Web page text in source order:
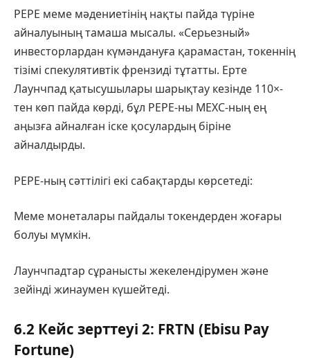
PEPE меме мәдениетінің нақты пайда түріне
айналуының тамаша мысалы. «Серьезный»
инвесторлардан күмәндануға қарамастан, токеннің
тізімі спекулятивтік френзиді тұтатты. Ерте
Лаунчпад қатысушылары шарықтау кезінде 110×-
тен көп пайда көрді, бұл PEPE-ны MEXC-ның ең
аңызға айналған іске қосулардың біріне
айналдырды.
PEPE-ның сәттілігі екі сабақтарды көрсетеді:
Меме монеталары пайдалы токендерден жоғары
болуы мүмкін.
Лаунчпадтар сұранысты жекелендірумен және
зейінді жинаумен күшейтеді.
6.2 Кейс зерттеуі 2: FRTN (Ebisu Pay
Fortune)